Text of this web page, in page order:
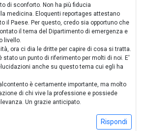
di sconforto. Non ha più fiducia
medicina. Eloquenti reportages attestano
il Paese. Per questo, credo sia opportuno che
il tema del Dipartimento di emergenza e
livello.
ora ci dia le dritte per capire di cosa si tratta.
stato un punto di riferimento per molti di noi. E'
anche su questo tema cui egli ha
è certamente importante, ma molto
di chi vive la professione e possiede
Un grazie anticipato.
Rispondi